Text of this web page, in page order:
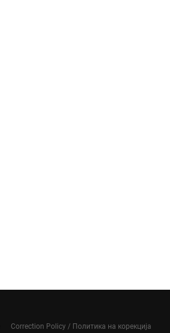
Correction Policy / Политика на корекција